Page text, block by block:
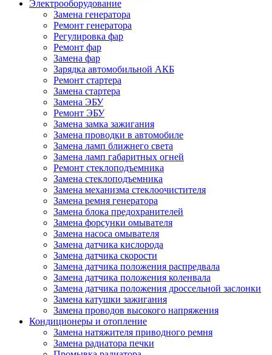
Электрооборудование
Замена генератора
Ремонт генератора
Регулировка фар
Ремонт фар
Замена фар
Зарядка автомобильной АКБ
Ремонт стартера
Замена стартера
Замена ЭБУ
Ремонт ЭБУ
Замена замка зажигания
Замена проводки в автомобиле
Замена ламп ближнего света
Замена ламп габаритных огней
Ремонт стеклоподъемника
Замена стеклоподъемника
Замена механизма стеклоочистителя
Замена ремня генератора
Замена блока предохранителей
Замена форсунки омывателя
Замена насоса омывателя
Замена датчика кислорода
Замена датчика скорости
Замена датчика положения распредвала
Замена датчика положения коленвала
Замена датчика положения дроссельной заслонки
Замена катушки зажигания
Замена проводов высокого напряжения
Кондиционеры и отопление
Замена натяжителя приводного ремня
Замена радиатора печки